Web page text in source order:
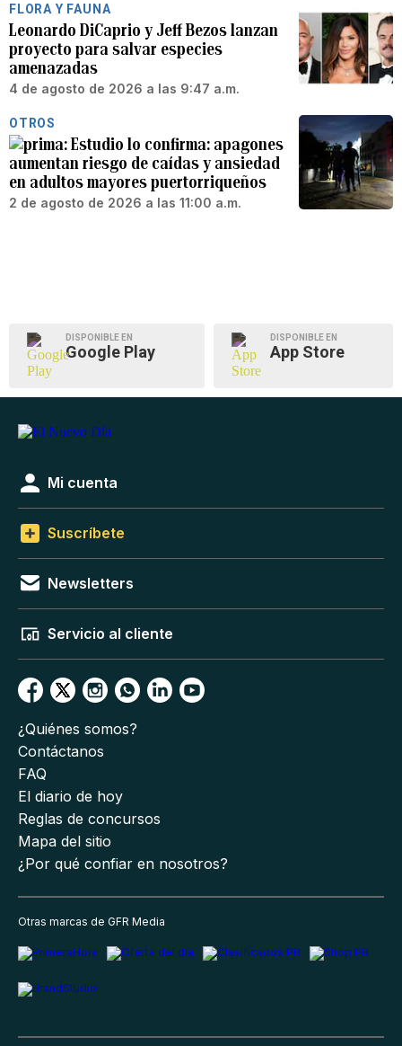
FLORA Y FAUNA
Leonardo DiCaprio y Jeff Bezos lanzan
proyecto para salvar especies
amenazadas
4 de agosto de 2026 a las 9:47 a.m.
OTROS
Estudio lo confirma: apagones
aumentan riesgo de caídas y ansiedad
en adultos mayores puertorriqueños
2 de agosto de 2026 a las 11:00 a.m.
DISPONIBLE EN
Google Play
DISPONIBLE EN
App Store
Mi cuenta
Suscríbete
Newsletters
Servicio al cliente
¿Quiénes somos?
Contáctanos
FAQ
El diario de hoy
Reglas de concursos
Mapa del sitio
¿Por qué confiar en nosotros?
Otras marcas de GFR Media